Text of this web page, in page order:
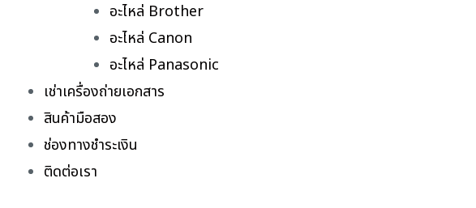
อะไหล่ Brother
อะไหล่ Canon
อะไหล่ Panasonic
เช่าเครื่องถ่ายเอกสาร
สินค้ามือสอง
ช่องทางชำระเงิน
ติดต่อเรา